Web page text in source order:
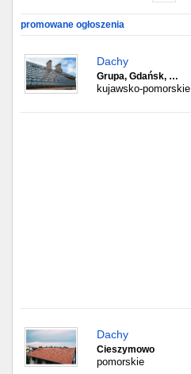
promowane ogłoszenia
Dachy
Grupa, Gdańsk, …
kujawsko-pomorskie
Dachy
Cieszymowo
pomorskie
Lublin
Bydgoszcz
Rzeszów
Olsztyn